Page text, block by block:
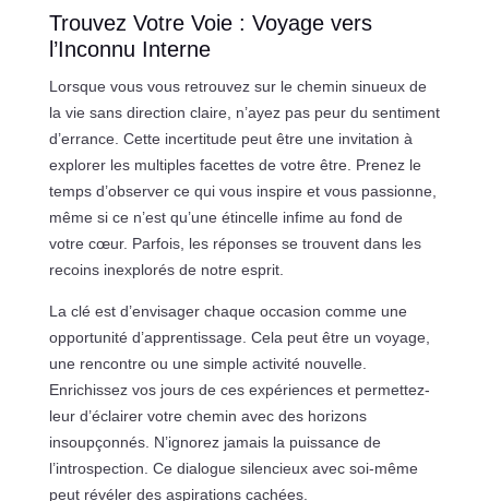
Trouvez Votre Voie : Voyage vers
l’Inconnu Interne
Lorsque vous vous retrouvez sur le chemin sinueux de
la vie sans direction claire, n’ayez pas peur du sentiment
d’errance. Cette incertitude peut être une invitation à
explorer les multiples facettes de votre être. Prenez le
temps d’observer ce qui vous inspire et vous passionne,
même si ce n’est qu’une étincelle infime au fond de
votre cœur. Parfois, les réponses se trouvent dans les
recoins inexplorés de notre esprit.
La clé est d’envisager chaque occasion comme une
opportunité d’apprentissage. Cela peut être un voyage,
une rencontre ou une simple activité nouvelle.
Enrichissez vos jours de ces expériences et permettez-
leur d’éclairer votre chemin avec des horizons
insoupçonnés. N’ignorez jamais la puissance de
l’introspection. Ce dialogue silencieux avec soi-même
peut révéler des aspirations cachées.